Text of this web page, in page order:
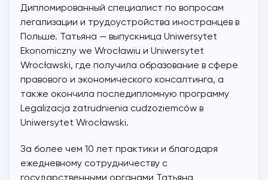
Дипломированный специалист по вопросам
легализации и трудоустройства иностранцев в
Польше. Татьяна — выпускница Uniwersytet
Ekonomiczny we Wrocławiu и Uniwersytet
Wrocławski, где получила образование в сфере
правового и экономического консалтинга, а
также окончила последипломную программу
Legalizacja zatrudnienia cudzoziemców в
Uniwersytet Wrocławski.
За более чем 10 лет практики и благодаря
ежедневному сотрудничеству с